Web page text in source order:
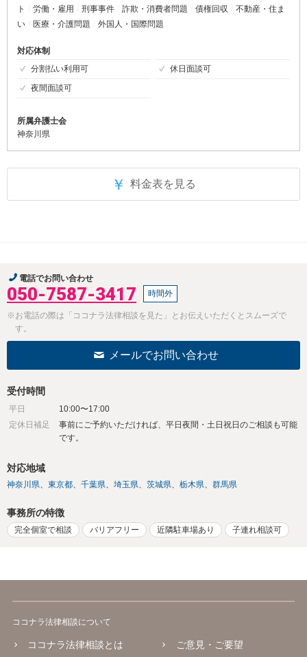
ト
労働・雇用 刑事事件 詐欺・消費者問題 債権回収
不動産・住ま
い
医療・介護問題 外国人・国際問題
対応体制
分割払い利用可
休日面談可
夜間面談可
所属弁護士会
神奈川県
￥ 料金表を見る
電話でお問い合わせ
050-7587-3417 時間外
※お電話の際は「ココナラ法律相談を見た」とお伝えいただくとスムーズで
す。
メールでお問い合わせ
受付時間
平日
10:00〜17:00
定休日補足
事前にご予約いただければ、平日夜間・土日祝日のご相談も可能
です。
対応地域
神奈川県 東京都 千葉県 埼玉県 茨城県 栃木県 群馬県
事務所の特徴
完全個室で相談 バリアフリー 近隣駐車場あり 子連れ相談可
ココナラ法律相談について
ココナラ法律相談とは
ご意見・ご要望